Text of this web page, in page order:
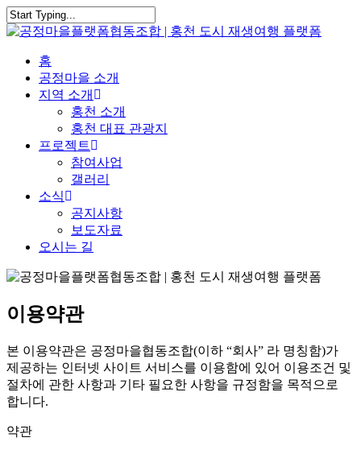
Skip
to
main
content
Close
Menu
홈
공정마을 소개
지역 소개
홍천 소개
홍천 대표 관광지
프로젝트
참여사업
갤러리
소식
공지사항
보도자료
오시는 길
이용약관
본 이용약관은 공정마을협동조합(이하 “회사” 라 명칭함)가
제공하는 인터넷 사이트 서비스를 이용함에 있어 이용조건 및
절차에 관한 사항과 기타 필요한 사항을 규정함을 목적으로
합니다.
약관